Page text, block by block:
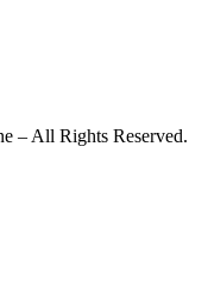
– All Rights Reserved.